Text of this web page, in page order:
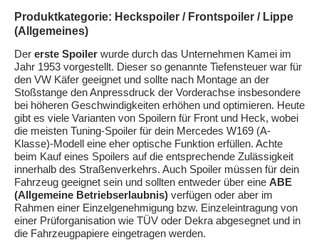
Produktkategorie: Heckspoiler / Frontspoiler / Lippe
(Allgemeines)
Der erste Spoiler wurde durch das Unternehmen Kamei im
Jahr 1953 vorgestellt. Dieser so genannte Tiefensteuer war für
den VW Käfer geeignet und sollte nach Montage an der
Stoßstange den Anpressdruck der Vorderachse insbesondere
bei höheren Geschwindigkeiten erhöhen und optimieren. Heute
gibt es viele Varianten von Spoilern für Front und Heck, wobei
die meisten Tuning-Spoiler für dein Mercedes W169 (A-
Klasse)-Modell eine eher optische Funktion erfüllen. Achte
beim Kauf eines Spoilers auf die entsprechende Zulässigkeit
innerhalb des Straßenverkehrs. Auch Spoiler müssen für dein
Fahrzeug geeignet sein und sollten entweder über eine ABE
(Allgemeine Betriebserlaubnis) verfügen oder aber im
Rahmen einer Einzelgenehmigung bzw. Einzeleintragung von
einer Prüforganisation wie TÜV oder Dekra abgesegnet und in
die Fahrzeugpapiere eingetragen werden.